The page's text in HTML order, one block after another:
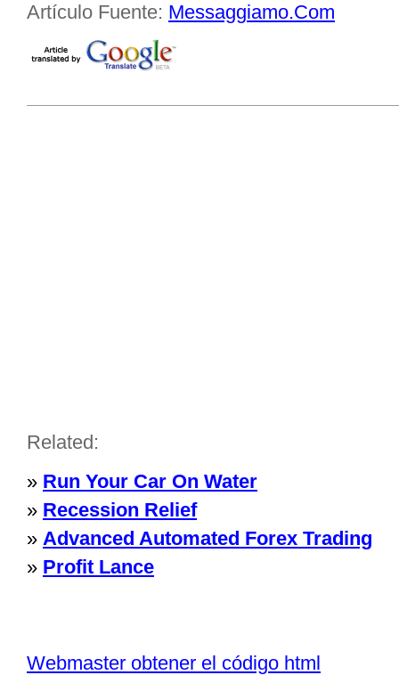
Artículo Fuente: Messaggiamo.Com
Related:
» Run Your Car On Water
» Recession Relief
» Advanced Automated Forex Trading
» Profit Lance
Webmaster obtener el código html